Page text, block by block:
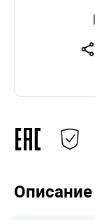
Описание